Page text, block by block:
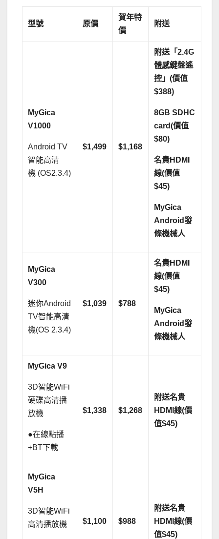
型號 原價
賀年特
價
附送
MyGica
V1000
Android TV
智能高清
機 (OS2.3.4)
$1,499 $1,168
附送「2.4G
體感鍵盤遙
控」(價值
$388)
8GB SDHC
card(價值
$80)
名貴HDMI
線(價值
$45)
MyGica
Android發
條機械人
MyGica
V300
迷你Android
TV智能高清
機(OS 2.3.4)
$1,039 $788
名貴HDMI
線(價值
$45)
MyGica
Android發
條機械人
MyGica V9
3D智能WiFi
硬碟高清播
放機
●在線點播
+BT下載
$1,338 $1,268
附送名貴
HDMI線(價
值$45)
MyGica
V5H
3D智能WiFi
高清播放機
$1,100 $988
附送名貴
HDMI線(價
值$45)